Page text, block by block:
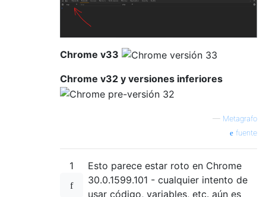
Chrome v33
Chrome v32 y versiones inferiores
— Metagrafo
fuente
1
Esto parece estar roto en Chrome
30.0.1599.101 - cualquier intento de
usar código, variables, etc. aún es